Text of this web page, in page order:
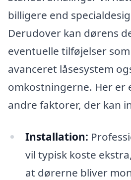
billigere end
Derudover kan dørens
eventuelle tilføjelser
avanceret låsesystem
omkostningerne. Her er
andre faktorer, der kan
Installation:
vil typisk koste
at dørerne bliver